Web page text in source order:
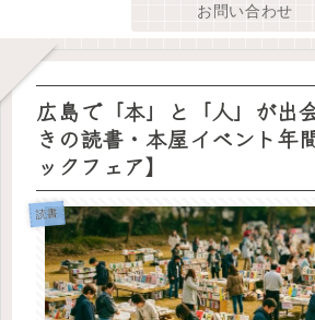
お問い合わせ
広島で「本」と「人」が出
きの読書・本屋イベント年
ックフェア】
読書